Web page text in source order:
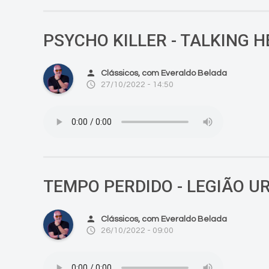
PSYCHO KILLER - TALKING
person Clássicos, com Everaldo Belada
access_time 27/10/2022 - 14:50
TEMPO PERDIDO - LEGIÃO
person Clássicos, com Everaldo Belada
access_time 26/10/2022 - 09:00